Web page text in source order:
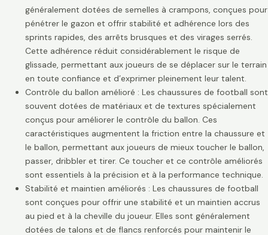
généralement dotées de semelles à crampons, conçues pour
pénétrer le gazon et offrir stabilité et adhérence lors des
sprints rapides, des arrêts brusques et des virages serrés.
Cette adhérence réduit considérablement le risque de
glissade, permettant aux joueurs de se déplacer sur le terrain
en toute confiance et d’exprimer pleinement leur talent.
Contrôle du ballon amélioré : Les chaussures de football sont
souvent dotées de matériaux et de textures spécialement
conçus pour améliorer le contrôle du ballon. Ces
caractéristiques augmentent la friction entre la chaussure et
le ballon, permettant aux joueurs de mieux toucher le ballon,
passer, dribbler et tirer. Ce toucher et ce contrôle améliorés
sont essentiels à la précision et à la performance technique.
Stabilité et maintien améliorés : Les chaussures de football
sont conçues pour offrir une stabilité et un maintien accrus
au pied et à la cheville du joueur. Elles sont généralement
dotées de talons et de flancs renforcés pour maintenir le